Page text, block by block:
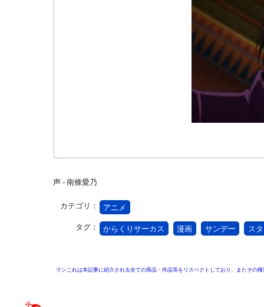
声 - 南條愛乃
カテゴリ： アニメ
タグ： からくりサーカス 漫画 サンデー ス
ランこれは本記事に紹介される全ての商品・作品等をリスペクトしており、またその